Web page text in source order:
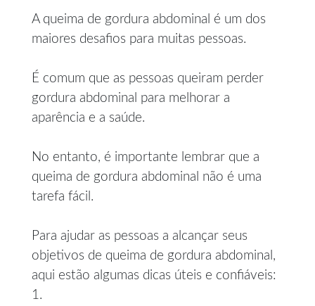
A queima de gordura abdominal é um dos
maiores desafios para muitas pessoas.
É comum que as pessoas queiram perder
gordura abdominal para melhorar a
aparência e a saúde.
No entanto, é importante lembrar que a
queima de gordura abdominal não é uma
tarefa fácil.
Para ajudar as pessoas a alcançar seus
objetivos de queima de gordura abdominal,
aqui estão algumas dicas úteis e confiáveis:
1.